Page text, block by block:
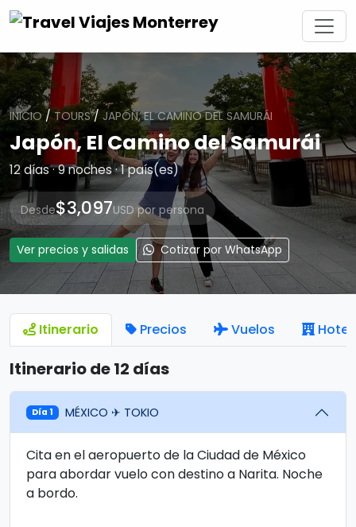
INICIO/TOURS/ JAPÓN, EL CAMINO DEL SAMURÁI
Japón, El Camino del Samurái
12 días · 9 noches · 1 país(es)
Desde$3,097USD por persona
Ver precios y salidas Cotizar por WhatsApp
Itinerario Precios Vuelos
Itinerario de 12 días
Día 1 MÉXICO ✈ TOKIO
Cita en el aeropuerto de la Ciudad de México
para abordar vuelo con destino a Narita. Noche
a bordo.